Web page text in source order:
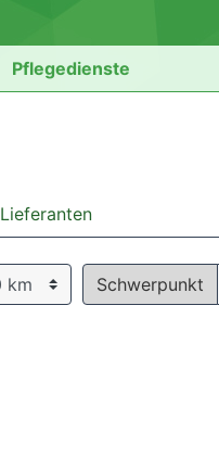
Pflegedienste
Lieferanten
Schwerpunkt